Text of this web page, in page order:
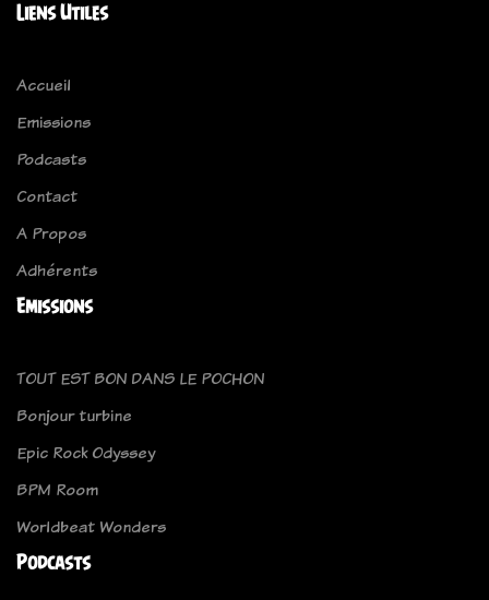
Liens Utiles
Accueil
Emissions
Podcasts
Contact
A Propos
Adhérents
Emissions
TOUT EST BON DANS LE POCHON
Bonjour turbine
Epic Rock Odyssey
BPM Room
Worldbeat Wonders
Podcasts